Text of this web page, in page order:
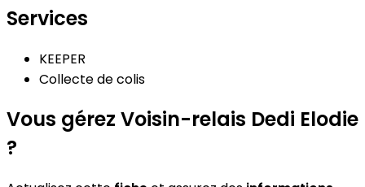
Services
KEEPER
Collecte de colis
Vous gérez Voisin-relais Dedi Elodie
?